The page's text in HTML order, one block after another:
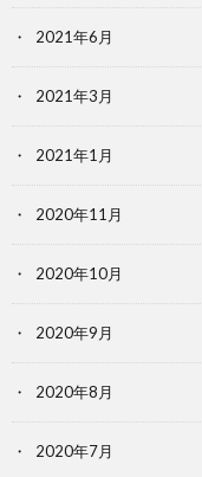
2021年6月
2021年3月
2021年1月
2020年11月
2020年10月
2020年9月
2020年8月
2020年7月